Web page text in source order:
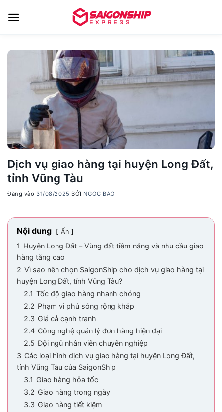
qua
Dịch vụ giao hàng tại huyện Long Đất,
tỉnh Vũng Tàu
Đăng vào 31/08/2025 BỞI NGOC BAO
Nội dung Ẩn
1 Huyện Long Đất – Vùng đất tiềm năng và nhu cầu giao
hàng tăng cao
2 Vì sao nên chọn SaigonShip cho dịch vụ giao hàng tại
huyện Long Đất, tỉnh Vũng Tàu?
2.1 Tốc độ giao hàng nhanh chóng
2.2 Phạm vi phủ sóng rộng khắp
2.3 Giá cả cạnh tranh
2.4 Công nghệ quản lý đơn hàng hiện đại
2.5 Đội ngũ nhân viên chuyên nghiệp
3 Các loại hình dịch vụ giao hàng tại huyện Long Đất,
tỉnh Vũng Tàu của SaigonShip
3.1 Giao hàng hỏa tốc
3.2 Giao hàng trong ngày
3.3 Giao hàng tiết kiệm